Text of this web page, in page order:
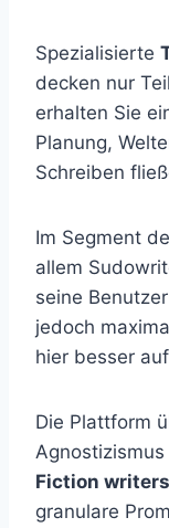
Spezialisierte
decken nur
erhalten Sie
Planung,
Schreiben
Im Segment
allem
seine
jedoch
hier besser
Die Plattform
Fiction writers
granulare